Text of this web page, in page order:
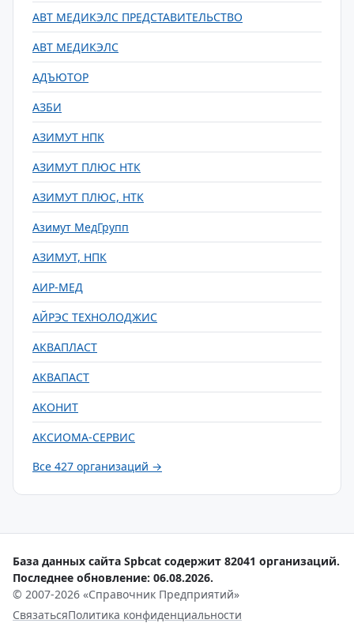
АВТ МЕДИКЭЛС ПРЕДСТАВИТЕЛЬСТВО
АВТ МЕДИКЭЛС
АДЪЮТОР
АЗБИ
АЗИМУТ НПК
АЗИМУТ ПЛЮС НТК
АЗИМУТ ПЛЮС, НТК
Азимут МедГрупп
АЗИМУТ, НПК
АИР-МЕД
АЙРЭС ТЕХНОЛОДЖИС
АКВАПЛАСТ
АКВАПАСТ
АКОНИТ
АКСИОМА-СЕРВИС
Все 427 организаций →
База данных сайта Spbcat содержит 82041 организаций.
Последнее обновление: 06.08.2026.
© 2007-2026 «Справочник Предприятий»
СвязатьсяПолитика конфиденциальности